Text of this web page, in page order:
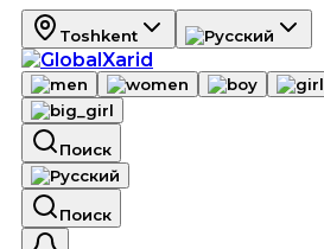
Toshkent
Поиск
Поиск